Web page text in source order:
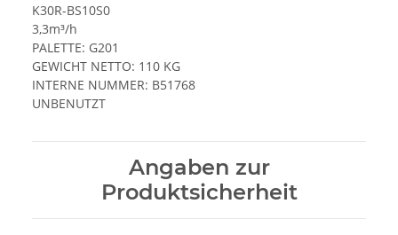
K30R-BS10S0
3,3m³/h
PALETTE: G201
GEWICHT NETTO: 110 KG
INTERNE NUMMER: B51768
UNBENUTZT
Angaben zur
Produktsicherheit